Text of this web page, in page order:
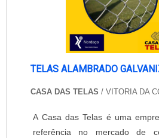
TELAS ALAMBRADO
CASA DAS TELAS / VITORIA DA
A Casa das Telas é uma
referência no mercado de